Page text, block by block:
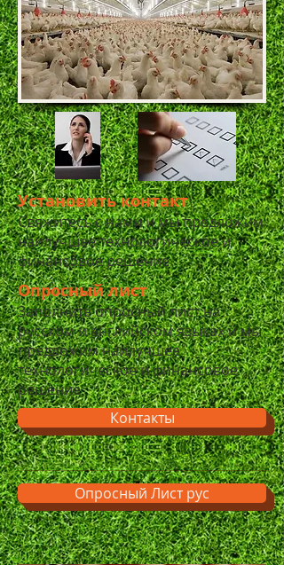
Установить контакт
​​Свяжитесь с нами и мы предложим
наилучшее технологическое и
финансовое решение
Опросный лист
Заполните опросный лист на
русском и английском языках и мы
предложим наилучшее
технологическое и финансовое
решение
Контакты
Опросный Лист рус